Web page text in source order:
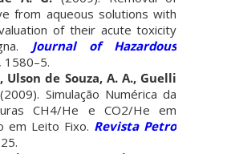
from aqueous solutions with
of their acute toxicity
Journal of Hazardous
1580–5.
Ulson de Souza, A. A., Guelli
(2009). Simulação Numérica da
CH4/He e CO2/He em
em Leito Fixo. Revista Petro